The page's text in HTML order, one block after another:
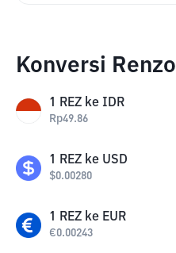
Konversi Renzo
1 REZ ke IDR
Rp49.86
1 REZ ke USD
$0.00280
1 REZ ke EUR
€0.00243